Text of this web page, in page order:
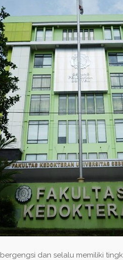
bergengsi dan selalu memiliki